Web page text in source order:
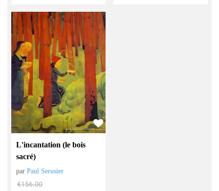
L'incantation (le bois
sacré)
parPaul Serusier
€156.00